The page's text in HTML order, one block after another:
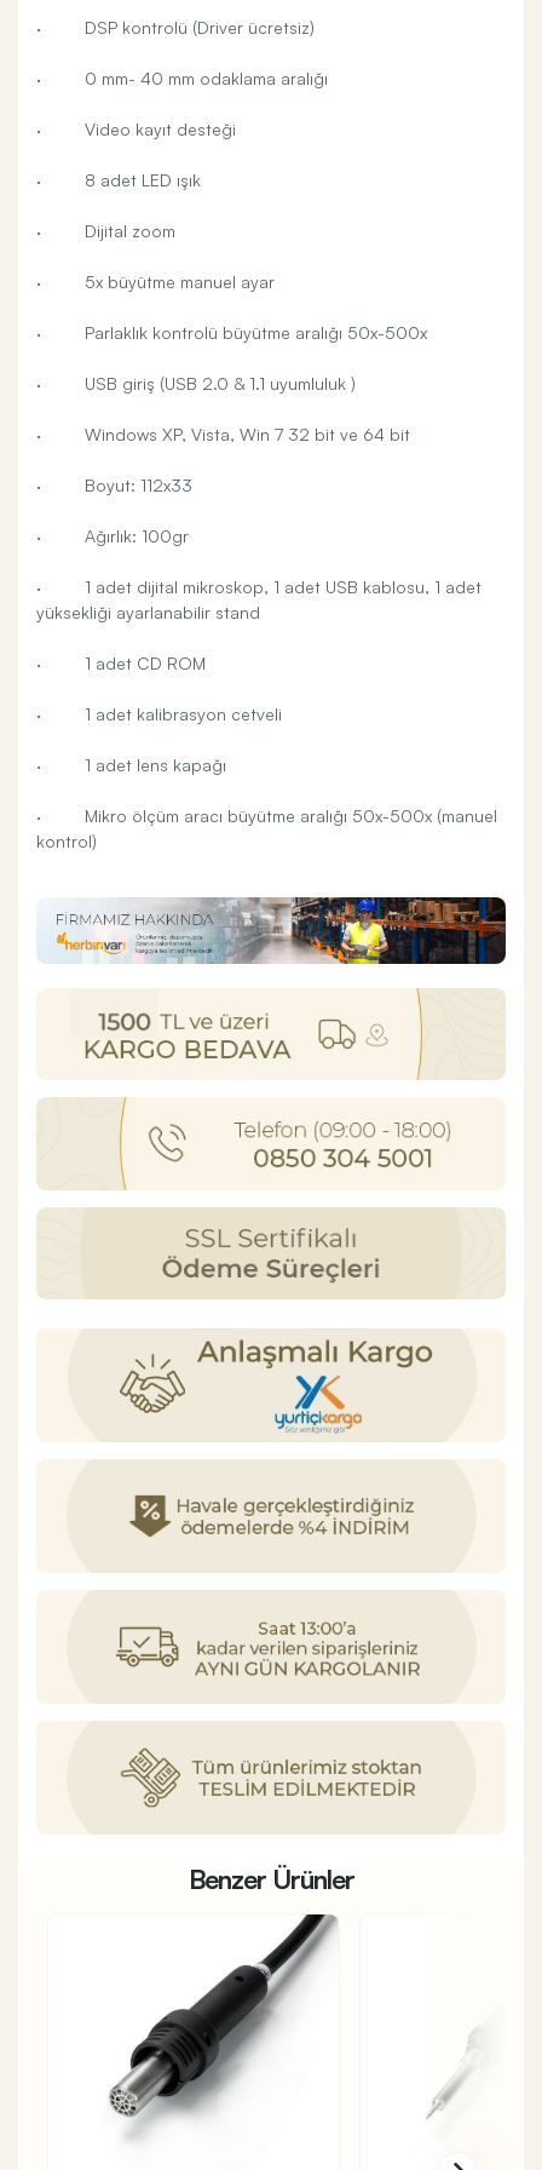
· DSP kontrolü (Driver ücretsiz)
· 0 mm- 40 mm odaklama aralığı
· Video kayıt desteği
· 8 adet LED ışık
· Dijital zoom
· 5x büyütme manuel ayar
· Parlaklık kontrolü büyütme aralığı 50x-500x
· USB giriş (USB 2.0 & 1.1 uyumluluk )
· Windows XP, Vista, Win 7 32 bit ve 64 bit
· Boyut: 112x33
· Ağırlık: 100gr
· 1 adet dijital mikroskop, 1 adet USB kablosu, 1 adet
yüksekliği ayarlanabilir stand
· 1 adet CD ROM
· 1 adet kalibrasyon cetveli
· 1 adet lens kapağı
· Mikro ölçüm aracı büyütme aralığı 50x-500x (manuel
kontrol)
Benzer Ürünler